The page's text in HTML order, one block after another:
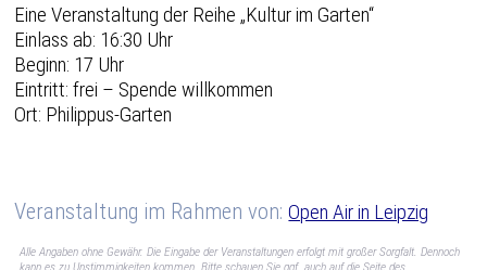
Eine Veranstaltung der Reihe „Kultur im Garten“
Einlass ab: 16:30 Uhr
Beginn: 17 Uhr
Eintritt: frei – Spende willkommen
Ort: Philippus-Garten
Veranstaltung im Rahmen von:Open Air in Leipzig
Alle Angaben ohne Gewähr. Die Eingabe der Veranstaltungen erfolgt mit großer Sorgfalt. Dennoch
kann es zu Unstimmigkeiten kommen. Bitte schauen Sie ggf. auch auf die Seite des